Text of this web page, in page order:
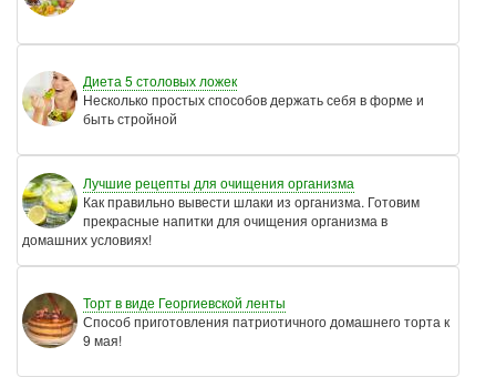
Диета 5 столовых ложек
Несколько простых способов держать себя в форме и
быть стройной
Лучшие рецепты для очищения организма
Как правильно вывести шлаки из организма. Готовим
прекрасные напитки для очищения организма в
домашних условиях!
Торт в виде Георгиевской ленты
Способ приготовления патриотичного домашнего торта к
9 мая!